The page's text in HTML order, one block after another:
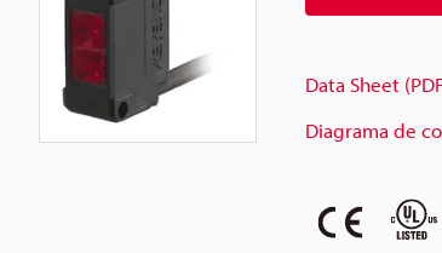
Data Sheet
Diagrama de